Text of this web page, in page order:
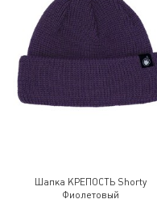
Шапка КРЕПОСТЬ Shorty
Фиолетовый